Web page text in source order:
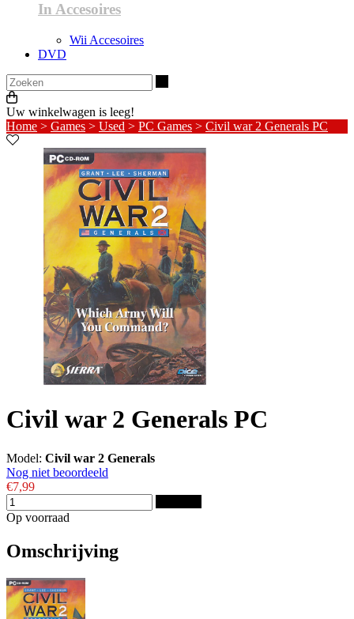
In Accesoires
Wii Accesoires
DVD
Uw winkelwagen is leeg!
Home > Games > Used > PC Games > Civil war 2 Generals PC
Civil war 2 Generals PC
Model: Civil war 2 Generals
Nog niet beoordeeld
€7,99
Op voorraad
Omschrijving